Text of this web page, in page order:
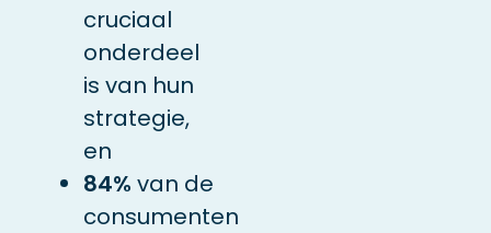
cruciaal
onderdeel
is van hun
strategie,
en
84% van de
consumenten